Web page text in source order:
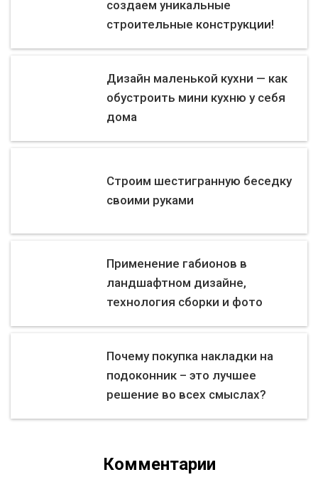
создаем уникальные
строительные конструкции!
Дизайн маленькой кухни — как
обустроить мини кухню у себя
дома
Строим шестигранную беседку
своими руками
Применение габионов в
ландшафтном дизайне,
технология сборки и фото
Почему покупка накладки на
подоконник – это лучшее
решение во всех смыслах?
Комментарии